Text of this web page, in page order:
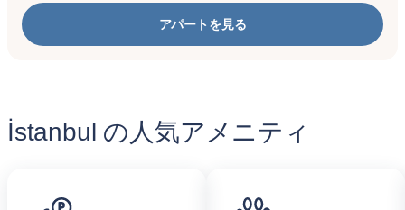
アパートを見る
İstanbul の人気アメニティ